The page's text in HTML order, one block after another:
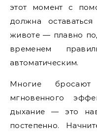
этот момент с
должна
животе — плавно
временем
автоматическим.
Многие
мгновенного
дыхание — это
постепенно.